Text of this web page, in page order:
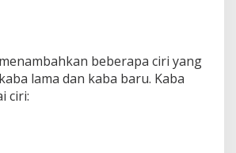
menambahkan beberapa ciri yang
lama dan kaba baru. Kaba
ciri: